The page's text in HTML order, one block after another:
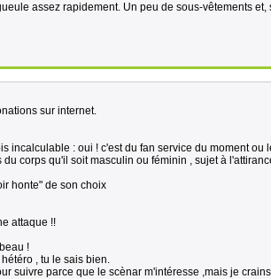
assez rapidement. Un peu de sous-vêtements et,
sur internet.
incalculable : oui ! c'est du fan service du moment ou
corps qu'il soit masculin ou féminin , sujet à
honte" de son choix
attaque !!
!
, tu le sais bien.
suivre parce que le scènar m'intéresse ,mais je